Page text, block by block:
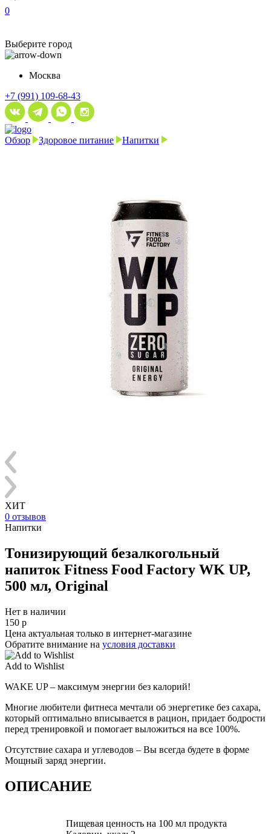
0
Выберите город
Москва
+7 (991) 109-68-43
Обзор Здоровое питание Напитки
ХИТ
0 отзывов
Напитки
Тонизирующий безалкогольный
напиток Fitness Food Factory WK UP,
500 мл, Original
Нет в наличии
150 р
Цена актуальная только в интернет-магазине
Обратите внимание на условия доставки
Add to Wishlist
WAKE UP – максимум энергии без калорий!
Многие любители фитнеса мечтали об энергетике без сахара,
который оптимально вписывается в рацион, придает бодрости
перед тренировкой и помогает выложиться на все 100%.
Отсутствие сахара и углеводов – Вы всегда будете в форме
Мощный заряд энергии.
ОПИСАНИЕ
Пищевая ценность на 100 мл продукта